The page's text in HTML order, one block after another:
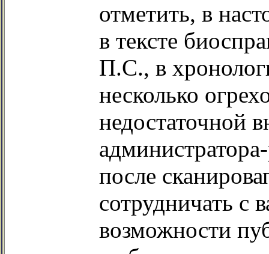
отметить, в
в тексте
П.С., в
несколько
недостаточной
после
сотрудничать с
возможности